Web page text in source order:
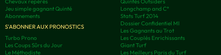
Jeu simple gagnant Quinté
Abonnements
S'ABONNER AUX PRONOSTICS
Turbo Prono
Les Coups Sûrs du Jour
Le Méthodiste
Longchamp and C°
Stats Turf 2014
Dossier Confidentiel MI
Les Gagnants au Trot
Les Couplés Enrichissants
Giant Turf
Les Meilleurs Paris du Turf